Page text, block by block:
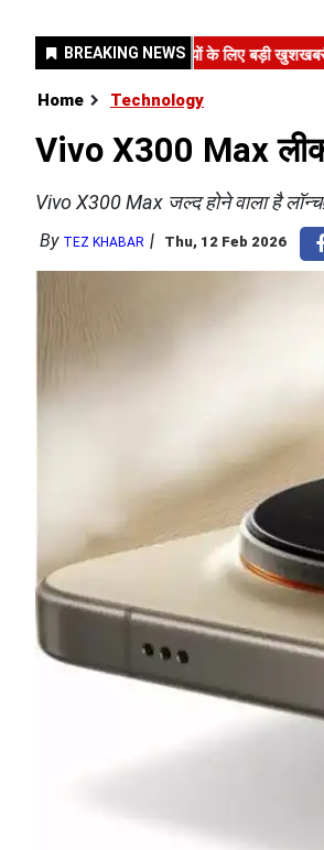
Home Technology
Vivo X300 Max लीक:
Vivo X300 Max जल्द होने वाला है
By TEZ KHABAR Thu, 12 Feb 2026